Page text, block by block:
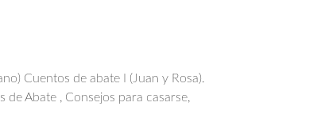
Cuentos de abate I (Juan y Rosa).
de Abate , Consejos para casarse,